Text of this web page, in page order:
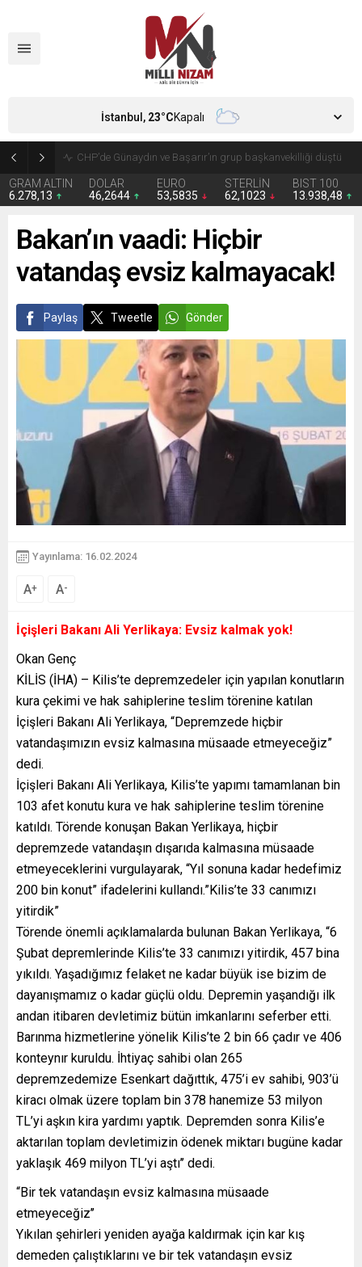
CHP’de Günaydın ve Başarır’ın grup başkanvekilliği düştü
GRAM ALTIN
6.278,13
DOLAR
46,2644
EURO
53,5835
STERLİN
62,1023
BIST 100
13.938,48
İstanbul, 23°CKapalı
Bakan’ın vaadi: Hiçbir
vatandaş evsiz kalmayacak!
Paylaş Tweetle Gönder
Yayınlama: 16.02.2024
A+ A-
İçişleri Bakanı Ali Yerlikaya: Evsiz kalmak yok!
Okan Genç
KİLİS (İHA) – Kilis’te depremzedeler için yapılan konutların
kura çekimi ve hak sahiplerine teslim törenine katılan
İçişleri Bakanı Ali Yerlikaya, “Depremzede hiçbir
vatandaşımızın evsiz kalmasına müsaade etmeyeceğiz”
dedi.
İçişleri Bakanı Ali Yerlikaya, Kilis’te yapımı tamamlanan bin
103 afet konutu kura ve hak sahiplerine teslim törenine
katıldı. Törende konuşan Bakan Yerlikaya, hiçbir
depremzede vatandaşın dışarıda kalmasına müsaade
etmeyeceklerini vurgulayarak, “Yıl sonuna kadar hedefimiz
200 bin konut” ifadelerini kullandı.”Kilis’te 33 canımızı
yitirdik”
Törende önemli açıklamalarda bulunan Bakan Yerlikaya, “6
Şubat depremlerinde Kilis’te 33 canımızı yitirdik, 457 bina
yıkıldı. Yaşadığımız felaket ne kadar büyük ise bizim de
dayanışmamız o kadar güçlü oldu. Depremin yaşandığı ilk
andan itibaren devletimiz bütün imkanlarını seferber etti.
Barınma hizmetlerine yönelik Kilis’te 2 bin 66 çadır ve 406
konteynır kuruldu. İhtiyaç sahibi olan 265
depremzedemize Esenkart dağıttık, 475’i ev sahibi, 903’ü
kiracı olmak üzere toplam bin 378 hanemize 53 milyon
TL’yi aşkın kira yardımı yaptık. Depremden sonra Kilis’e
aktarılan toplam devletimizin ödenek miktarı bugüne kadar
yaklaşık 469 milyon TL’yi aştı’’ dedi.
“Bir tek vatandaşın evsiz kalmasına müsaade
etmeyeceğiz’’
Yıkılan şehirleri yeniden ayağa kaldırmak için kar kış
demeden çalıştıklarını ve bir tek vatandaşın evsiz